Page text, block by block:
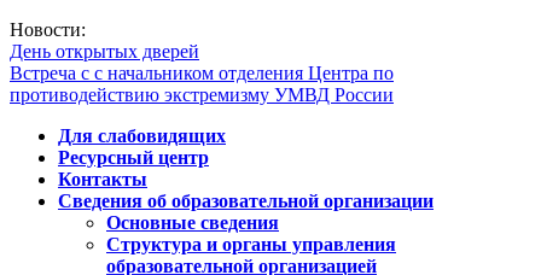
Новости:
День открытых дверей
Встреча с с начальником отделения Центра по
противодействию экстремизму УМВД России
Для слабовидящих
Ресурсный центр
Контакты
Сведения об образовательной организации
Основные сведения
Структура и органы управления
образовательной организацией